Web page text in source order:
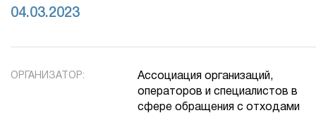
04.03.2023
ОРГАНИЗАТОР:
Ассоциация организаций,
операторов и специалистов в
сфере обращения с отходами